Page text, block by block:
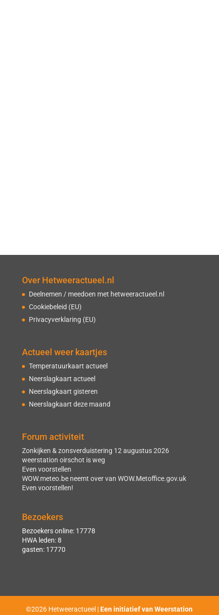
Over Hetweeractueel.nl
Deelnemen / meedoen met hetweeractueel.nl
Cookiebeleid (EU)
Privacyverklaring (EU)
Actueel weer kaartjes
Temperatuurkaart actueel
Neerslagkaart actueel
Neerslagkaart gisteren
Neerslagkaart deze maand
Forum activiteit
Zonkijken & zonsverduistering 12 augustus 2026
weerstation oirschot is weg
Even voorstellen
WOW.meteo.be neemt over van WOW.Metoffice.gov.uk
Even voorstellen!
Bezoekers
Bezoekers online: 17778
HWA leden: 8
gasten: 17770
©2026 Hetweeractueel |Een initiatief van Weerstation